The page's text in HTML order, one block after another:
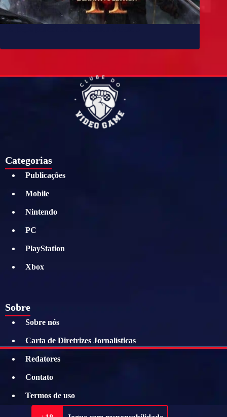
Categorias
Publicações
Mobile
Nintendo
PC
PlayStation
Xbox
Sobre
Sobre nós
Carta de Diretrizes Jornalísticas
Redatores
Contato
Termos de uso